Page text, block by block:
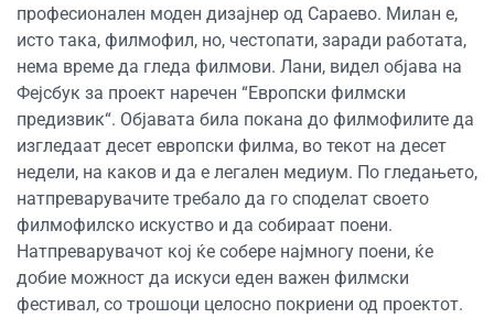
професионален моден дизајнер од Сараево. Милан е,
исто така, филмофил, но, честопати, заради работата,
нема време да гледа филмови. Лани, видел објава на
Фејсбук за проект наречен “Европски филмски
предизвик“. Објавата била покана до филмофилите да
изгледаат десет европски филма, во текот на десет
недели, на каков и да е легален медиум. По гледањето,
натпреварувачите требало да го споделат своето
филмофилско искуство и да собираат поени.
Натпреварувачот кој ќе собере најмногу поени, ќе
добие можност да искуси еден важен филмски
фестивал, со трошоци целосно покриени од проектот.